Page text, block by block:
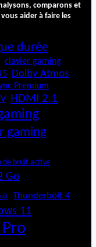
comparons et
aider à faire les
durée
clavier gaming
Dolby Atmos
Premium
HDMI 2.1
gaming
de bruit active
Go
Thunderbolt 4
11